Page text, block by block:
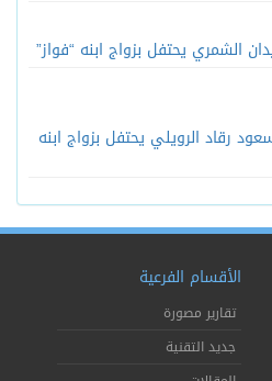
الشمري يحتفل بزواج ابنه “فواز”
رقاد الرويلي يحتفل بزواج ابنه
الأقسام الفرعية
تقارير مصورة
جديد التقنية